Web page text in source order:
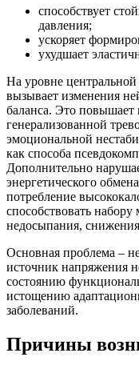
способствует
давления;
ускоряет
ухудшает
На уровне
вызывает изменения
баланса. Это повышает
генерализованной
эмоциональной
как способа
Дополнительно
энергетического
потребление
способствовать набору
недосыпания,
Основная проблема –
источник напряжения
состоянию
истощению
заболеваний.
Причины